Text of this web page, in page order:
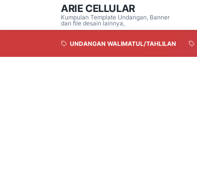
ARIE CELLULAR
Kumpulan Template Undangan, Banner
dan file desain lainnya,
UNDANGAN WALIMATUL/TAHLILAN